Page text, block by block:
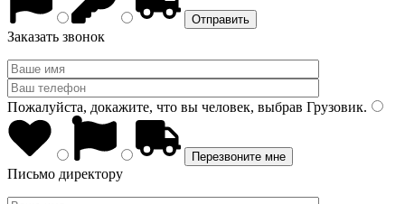
Заказать звонок
Пожалуйста, докажите, что вы человек, выбрав Грузовик.
Письмо директору